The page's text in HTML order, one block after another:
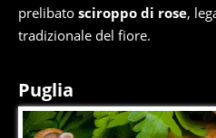
prelibato sciroppo di rose,
tradizionale del fiore.
Puglia